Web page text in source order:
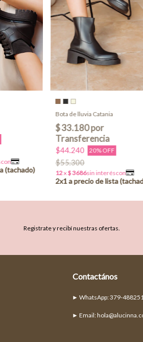
Bota de lluvia Catania
$44.240 20% OFF
$55.300
Registrate y recibí nuestras ofertas.
Contactános
► Email: